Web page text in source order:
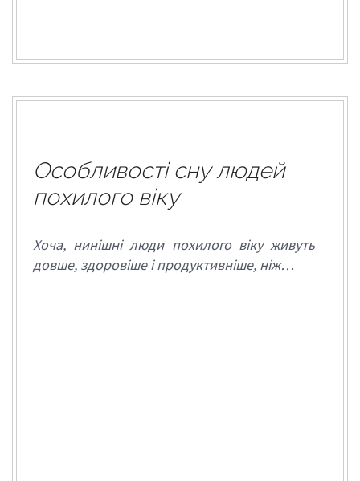
Особливості сну людей
похилого віку
Хоча, нинішні люди похилого віку живуть
довше, здоровіше і продуктивніше, ніж…